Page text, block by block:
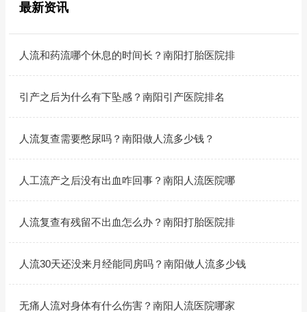
最新资讯
人流和药流哪个休息的时间长？南阳打胎医院排
引产之后为什么有下坠感？南阳引产医院排名
人流复查需要憋尿吗？南阳做人流多少钱？
人工流产之后没有出血咋回事？南阳人流医院哪
人流复查有残留不出血怎么办？南阳打胎医院排
人流30天还没来月经能同房吗？南阳做人流多少钱
无痛人流对身体有什么伤害？南阳人流医院哪家